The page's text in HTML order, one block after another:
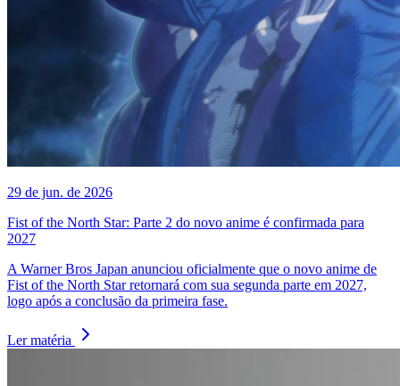
29 de jun. de 2026
Fist of the North Star: Parte 2 do novo anime é confirmada para
2027
A Warner Bros Japan anunciou oficialmente que o novo anime de
Fist of the North Star retornará com sua segunda parte em 2027,
logo após a conclusão da primeira fase.
Ler matéria